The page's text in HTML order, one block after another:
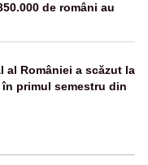
de români au
al României a scăzut la
în primul semestru din